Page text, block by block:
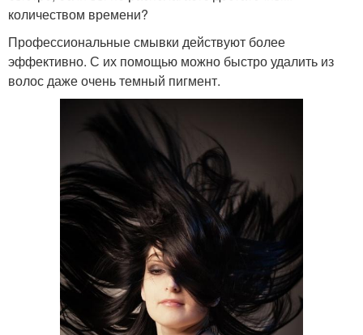
количеством времени?
Профессиональные смывки действуют более
эффективно. С их помощью можно быстро удалить из
волос даже очень темный пигмент.